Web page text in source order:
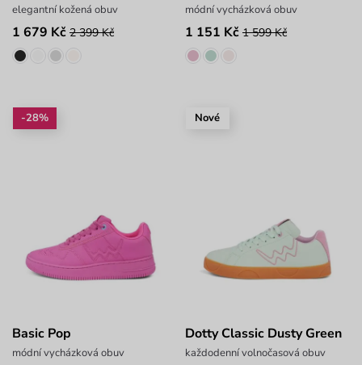
elegantní kožená obuv
1 679 Kč 2 399 Kč
módní vycházková obuv
1 151 Kč 1 599 Kč
-28%
Basic Pop
módní vycházková obuv
Nové
Dotty Classic Dusty Green
každodenní volnočasová obuv